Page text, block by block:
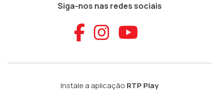
Siga-nos nas redes sociais
Aceder ao
Aceder ao
Aceder
Instale a aplicação RTP Play